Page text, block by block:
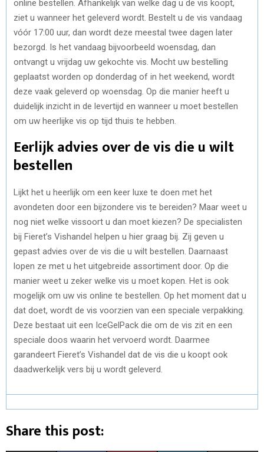
online bestellen. Afhankelijk van welke dag u de vis koopt,
ziet u wanneer het geleverd wordt. Bestelt u de vis vandaag
vóór 17:00 uur, dan wordt deze meestal twee dagen later
bezorgd. Is het vandaag bijvoorbeeld woensdag, dan
ontvangt u vrijdag uw gekochte vis. Mocht uw bestelling
geplaatst worden op donderdag of in het weekend, wordt
deze vaak geleverd op woensdag. Op die manier heeft u
duidelijk inzicht in de levertijd en wanneer u moet bestellen
om uw heerlijke vis op tijd thuis te hebben.
Eerlijk advies over de vis die u wilt
bestellen
Lijkt het u heerlijk om een keer luxe te doen met het
avondeten door een bijzondere vis te bereiden? Maar weet u
nog niet welke vissoort u dan moet kiezen? De specialisten
bij Fieret’s Vishandel helpen u hier graag bij. Zij geven u
gepast advies over de vis die u wilt bestellen. Daarnaast
lopen ze met u het uitgebreide assortiment door. Op die
manier weet u zeker welke vis u moet kopen. Het is ook
mogelijk om uw vis online te bestellen. Op het moment dat u
dat doet, wordt de vis voorzien van een speciale verpakking.
Deze bestaat uit een IceGelPack die om de vis zit en een
speciale doos waarin het vervoerd wordt. Daarmee
garandeert Fieret’s Vishandel dat de vis die u koopt ook
daadwerkelijk vers bij u wordt geleverd.
Share this post: